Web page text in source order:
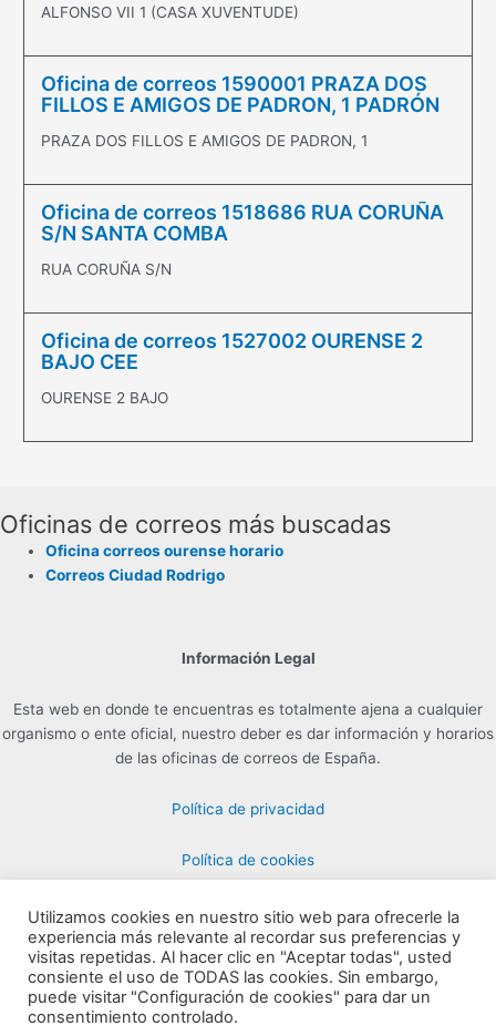
ALFONSO VII 1 (CASA XUVENTUDE)
Oficina de correos 1590001 PRAZA DOS
FILLOS E AMIGOS DE PADRON, 1 PADRÓN
PRAZA DOS FILLOS E AMIGOS DE PADRON, 1
Oficina de correos 1518686 RUA CORUÑA
S/N SANTA COMBA
RUA CORUÑA S/N
Oficina de correos 1527002 OURENSE 2
BAJO CEE
OURENSE 2 BAJO
Oficinas de correos más buscadas
Oficina correos ourense horario
Correos Ciudad Rodrigo
Información Legal
Esta web en donde te encuentras es totalmente ajena a cualquier
organismo o ente oficial, nuestro deber es dar información y horarios
de las oficinas de correos de España.
Política de privacidad
Política de cookies
Contacto para Publicidad en info@horarioscorreos.com
Copyright © 2026 Horarios de las Oficinas de Correos | Creada por
horarioscorreos.com
Utilizamos cookies en nuestro sitio web para ofrecerle la
experiencia más relevante al recordar sus preferencias y
visitas repetidas. Al hacer clic en "Aceptar todas", usted
consiente el uso de TODAS las cookies. Sin embargo,
puede visitar "Configuración de cookies" para dar un
consentimiento controlado.